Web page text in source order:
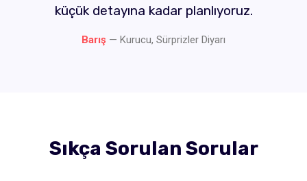
küçük detayına kadar planlıyoruz.
Barış — Kurucu, Sürprizler Diyarı
Sıkça Sorulan Sorular